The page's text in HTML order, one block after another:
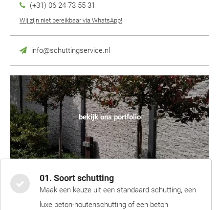
(+31) 06 24 73 55 31
Wij zijn niet bereikbaar via WhatsApp!
info@schuttingservice.nl
bekijk ons portfolio
01. Soort schutting
Maak een keuze uit een standaard schutting, een
luxe beton-houtenschutting of een beton